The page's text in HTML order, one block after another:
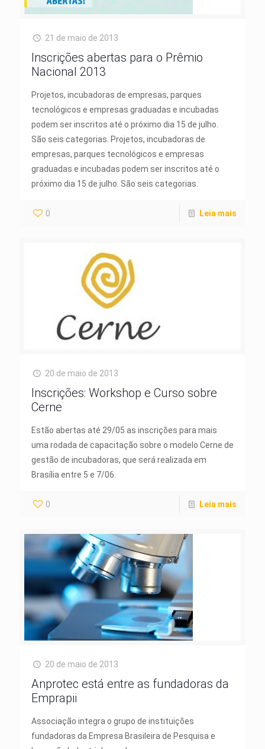
21 de maio de 2013
Inscrições abertas para o Prêmio
Nacional 2013
Projetos, incubadoras de empresas, parques
tecnológicos e empresas graduadas e incubadas
podem ser inscritos até o próximo dia 15 de julho.
São seis categorias. Projetos, incubadoras de
empresas, parques tecnológicos e empresas
graduadas e incubadas podem ser inscritos até o
próximo dia 15 de julho. São seis categorias.
0 Leia mais
20 de maio de 2013
Inscrições: Workshop e Curso sobre
Cerne
Estão abertas até 29/05 as inscrições para mais
uma rodada de capacitação sobre o modelo Cerne de
gestão de incubadoras, que será realizada em
Brasília entre 5 e 7/06.
0 Leia mais
20 de maio de 2013
Anprotec está entre as fundadoras da
Emprapii
Associação integra o grupo de instituições
fundadoras da Empresa Brasileira de Pesquisa e